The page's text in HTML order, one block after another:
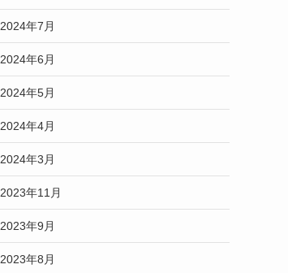
2024年7月
2024年6月
2024年5月
2024年4月
2024年3月
2023年11月
2023年9月
2023年8月